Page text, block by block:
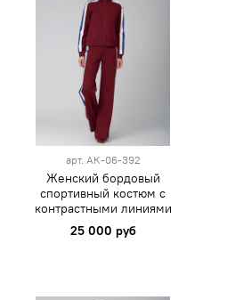
арт. АК-06-392
Женский бордовый
спортивный костюм с
контрастными линиями
25 000 руб